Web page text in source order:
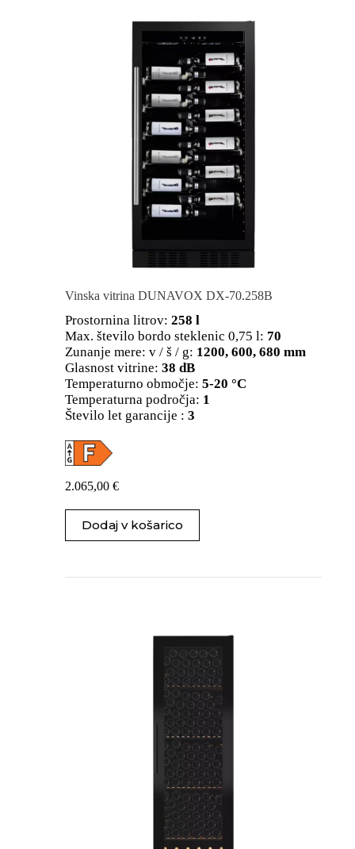
Vinska vitrina DUNAVOX DX-70.258B
Prostornina litrov: 258 l
Max. število bordo steklenic 0,75 l: 70
Zunanje mere: v / š / g: 1200, 600, 680 mm
Glasnost vitrine: 38 dB
Temperaturno območje: 5-20 °C
Temperaturna področja: 1
Število let garancije : 3
2.065,00 €
Dodaj v košarico